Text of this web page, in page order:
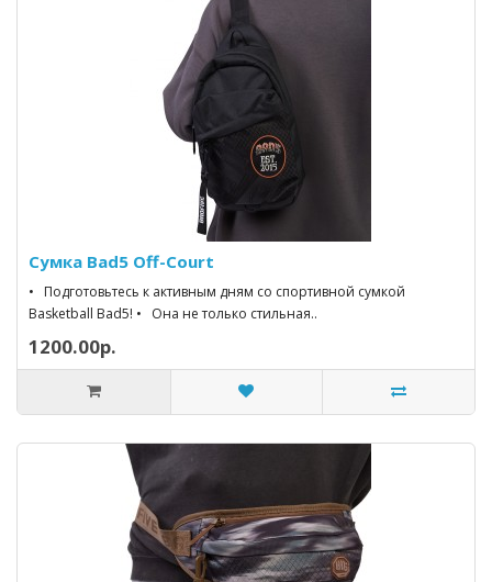
Сумка Bad5 Off-Court
• Подготовьтесь к активным дням со спортивной сумкой
Basketball Bad5! • Она не только стильная..
1200.00р.